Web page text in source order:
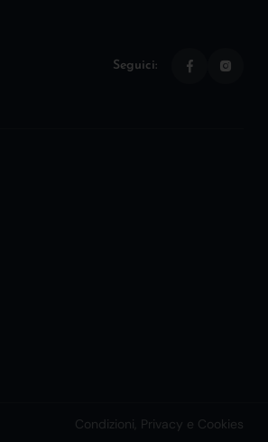
Seguici:
Condizioni, Privacy e Cookies